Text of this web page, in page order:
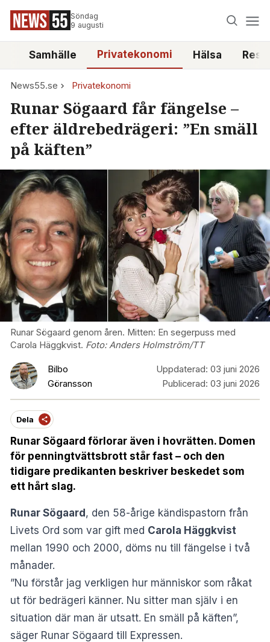
Söndag
9 augusti
Samhälle Privatekonomi Hälsa
News55.se Privatekonomi
Runar Sögaard får fängelse –
efter äldrebedrägeri: ”En smäll
på käften”
Runar Sögaard genom åren. Mitten: En segerpuss med
Carola Häggkvist. Foto:Anders Holmström/TT
Bilbo
Göransson
Uppdaterad: 03 juni 2026
Publicerad: 03 juni 2026
Dela
Runar Sögaard förlorar även i hovrätten. Domen
för penningtvättsbrott står fast – och den
tidigare predikanten beskriver beskedet som
ett hårt slag.
Runar Sögaard, den 58-årige kändispastorn från
Livets Ord som var gift med Carola Häggkvist
mellan 1990 och 2000, döms nu till fängelse i två
månader.
”Nu förstår jag verkligen hur människor som råkat
ut för bedrägeri känner. Nu sitter man själv i en
situation där man är utsatt. En smäll på käften”,
säger Runar Sögaard till Expressen.